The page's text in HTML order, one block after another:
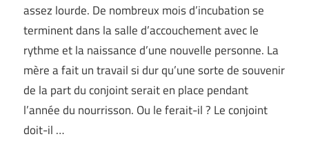
assez lourde. De nombreux mois d’incubation se
terminent dans la salle d’accouchement avec le
rythme et la naissance d’une nouvelle personne. La
mère a fait un travail si dur qu’une sorte de souvenir
de la part du conjoint serait en place pendant
l’année du nourrisson. Ou le ferait-il ? Le conjoint
doit-il …